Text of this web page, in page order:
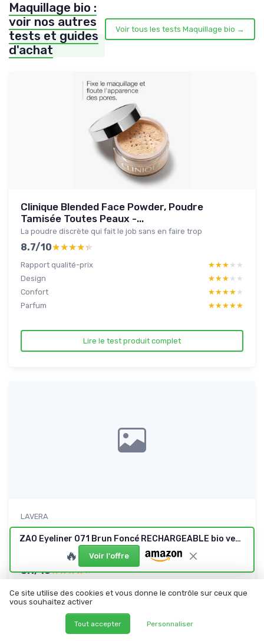
Maquillage bio :
voir nos autres
tests et guides
d'achat
Voir tous les tests Maquillage bio →
Clinique Blended Face Powder, Poudre
Tamisée Toutes Peaux -...
La poudre discrète qui fait le job sans en faire trop
8.7/10★★★★★
★★★★★
Rapport qualité-prix ★★★★★
★★★★★
Design
★★★★★
★★★★★
Confort
★★★★★
★★★★★
Parfum
★★★★★
★★★★★
Lire le test produit complet
LAVERA
Velvet Matt Lipstick - Auburn Brown 02 -
Rouges à lèvres - C...
Le mat « propre » qui fait le job sans chichis
8.1/10★★★★★
★★★★★
Design
ZAO Eyeliner 071 Brun Foncé RECHARGEABLE bio vegan 100% naturel Brun Foncé100,Brun,Brun Foncé 4.5 g (Lot de 1)
🔥 Voir l'offre
Ce site utilise des cookies et vous donne le contrôle sur ceux que
vous souhaitez activer
Tout accepter Personnaliser